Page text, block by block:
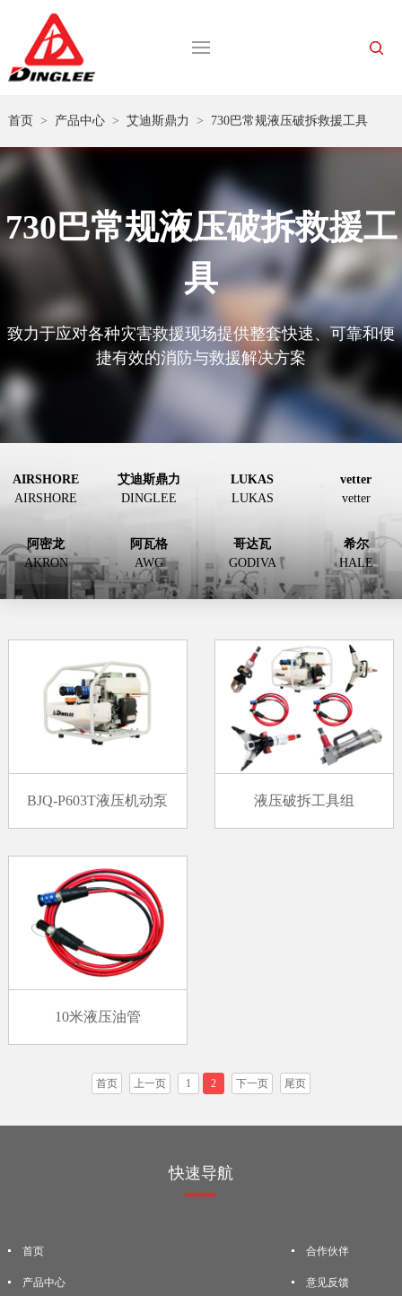
首页 > 产品中心> 艾迪斯鼎力 > 730巴常规液压破拆救援工具
730巴常规液压破拆救援工
具
致力于应对各种灾害救援现场提供整套快速、可靠和便
捷有效的消防与救援解决方案
AIRSHORE
AIRSHORE
艾迪斯鼎力
DINGLEE
LUKAS
LUKAS
vetter
vetter
阿密龙
AKRON
阿瓦格
AWG
哥达瓦
GODIVA
希尔
HALE
BJQ-P603T液压机动泵 液压破拆工具组
10米液压油管
首页 上一页 1 2 下一页 尾页
快速导航
首页
产品中心
合作伙伴
意见反馈